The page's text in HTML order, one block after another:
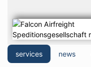
services news